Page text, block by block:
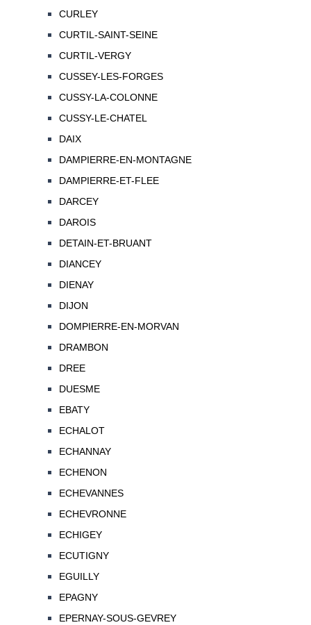
CURLEY
CURTIL-SAINT-SEINE
CURTIL-VERGY
CUSSEY-LES-FORGES
CUSSY-LA-COLONNE
CUSSY-LE-CHATEL
DAIX
DAMPIERRE-EN-MONTAGNE
DAMPIERRE-ET-FLEE
DARCEY
DAROIS
DETAIN-ET-BRUANT
DIANCEY
DIENAY
DIJON
DOMPIERRE-EN-MORVAN
DRAMBON
DREE
DUESME
EBATY
ECHALOT
ECHANNAY
ECHENON
ECHEVANNES
ECHEVRONNE
ECHIGEY
ECUTIGNY
EGUILLY
EPAGNY
EPERNAY-SOUS-GEVREY